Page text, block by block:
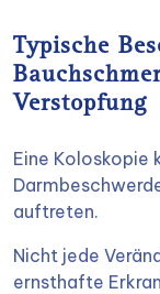
Typische
Verstopfung
Eine Koloskopie
auftreten.
Nicht jede
ernsthafte